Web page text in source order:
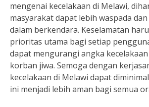
mengenai kecelakaan di Melawi,
masyarakat dapat lebih waspada
dalam berkendara. Keselamatan
prioritas utama bagi setiap
dapat mengurangi angka
korban jiwa. Semoga dengan
kecelakaan di Melawi dapat
ini menjadi lebih aman bagi semua